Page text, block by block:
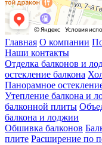
Главная О компании
Наши контакты
Отделка балконов и
остекление балкона
Панорамное
Утепление балкона и
балконной плиты
балкона и лоджии
Обшивка балконов
плите Расширение по